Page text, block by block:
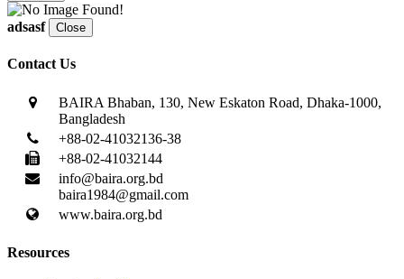
adsasf Close
Contact Us
BAIRA Bhaban, 130, New Eskaton Road, Dhaka-1000,
Bangladesh
+88-02-41032136-38
+88-02-41032144
info@baira.org.bd
baira1984@gmail.com
www.baira.org.bd
Resources